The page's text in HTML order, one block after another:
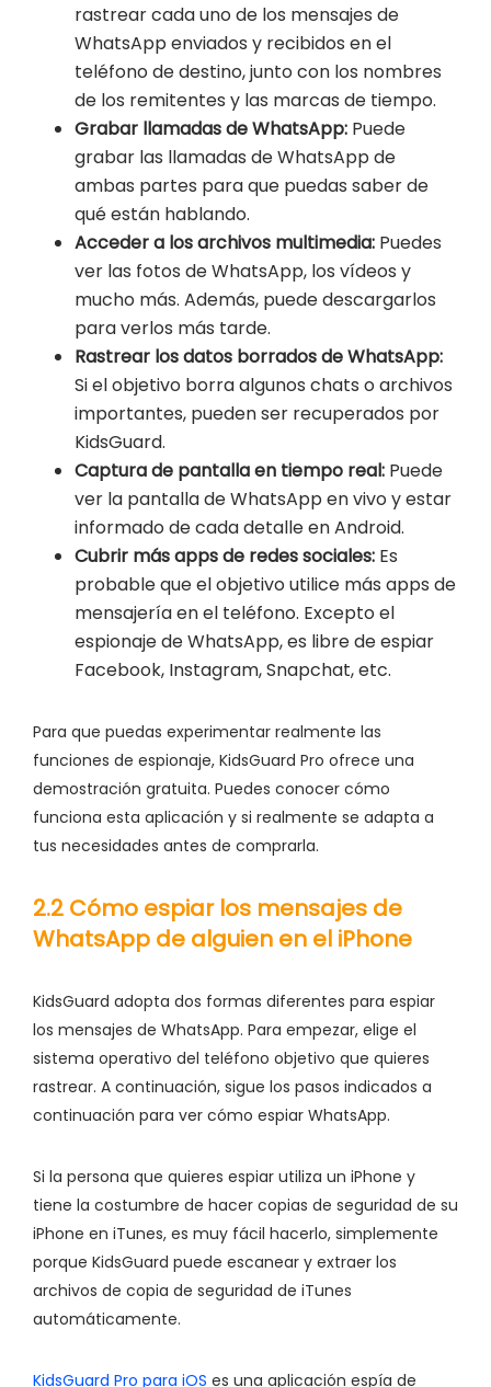
rastrear cada uno de los mensajes de
WhatsApp enviados y recibidos en el
teléfono de destino, junto con los nombres
de los remitentes y las marcas de tiempo.
Grabar llamadas de WhatsApp: Puede
grabar las llamadas de WhatsApp de
ambas partes para que puedas saber de
qué están hablando.
Acceder a los archivos multimedia: Puedes
ver las fotos de WhatsApp, los vídeos y
mucho más. Además, puede descargarlos
para verlos más tarde.
Rastrear los datos borrados de WhatsApp:
Si el objetivo borra algunos chats o archivos
importantes, pueden ser recuperados por
KidsGuard.
Captura de pantalla en tiempo real: Puede
ver la pantalla de WhatsApp en vivo y estar
informado de cada detalle en Android.
Cubrir más apps de redes sociales: Es
probable que el objetivo utilice más apps de
mensajería en el teléfono. Excepto el
espionaje de WhatsApp, es libre de espiar
Facebook, Instagram, Snapchat, etc.
Para que puedas experimentar realmente las
funciones de espionaje, KidsGuard Pro ofrece una
demostración gratuita. Puedes conocer cómo
funciona esta aplicación y si realmente se adapta a
tus necesidades antes de comprarla.
2.2 Cómo espiar los mensajes de
WhatsApp de alguien en el iPhone
KidsGuard adopta dos formas diferentes para espiar
los mensajes de WhatsApp. Para empezar, elige el
sistema operativo del teléfono objetivo que quieres
rastrear. A continuación, sigue los pasos indicados a
continuación para ver cómo espiar WhatsApp.
Si la persona que quieres espiar utiliza un iPhone y
tiene la costumbre de hacer copias de seguridad de su
iPhone en iTunes, es muy fácil hacerlo, simplemente
porque KidsGuard puede escanear y extraer los
archivos de copia de seguridad de iTunes
automáticamente.
KidsGuard Pro para iOS es una aplicación espía de